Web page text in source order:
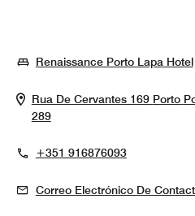
Renaissance Porto Lapa Hotel
Rua De Cervantes 169 Porto
289Opens In New Window
+351 916876093
Correo Electrónico De